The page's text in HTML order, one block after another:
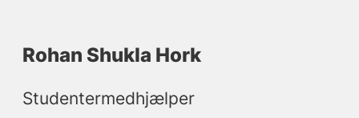
Rohan Shukla Hork
Studentermedhjælper